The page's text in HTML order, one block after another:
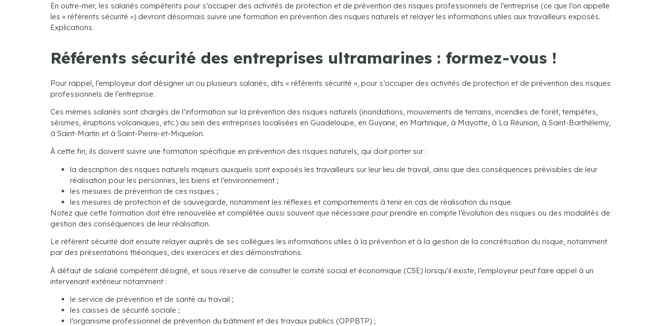
En outre-mer, les salariés compétents pour s’occuper des activités de protection et de prévention des risques professionnels de l’entreprise (ce que l’on appelle
les « référents sécurité ») devront désormais suivre une formation en prévention des risques naturels et relayer les informations utiles aux travailleurs exposés.
Explications.
Référents sécurité des entreprises ultramarines : formez-vous !
Pour rappel, l’employeur doit désigner un ou plusieurs salariés, dits « référents sécurité », pour s’occuper des activités de protection et de prévention des risques
professionnels de l’entreprise.
Ces mêmes salariés sont chargés de l’information sur la prévention des risques naturels (inondations, mouvements de terrains, incendies de forêt, tempêtes,
séismes, éruptions volcaniques, etc.) au sein des entreprises localisées en Guadeloupe, en Guyane, en Martinique, à Mayotte, à La Réunion, à Saint-Barthélemy,
à Saint-Martin et à Saint-Pierre-et-Miquelon.
À cette fin, ils doivent suivre une formation spécifique en prévention des risques naturels, qui doit porter sur :
la description des risques naturels majeurs auxquels sont exposés les travailleurs sur leur lieu de travail, ainsi que des conséquences prévisibles de leur
réalisation pour les personnes, les biens et l’environnement ;
les mesures de prévention de ces risques ;
les mesures de protection et de sauvegarde, notamment les réflexes et comportements à tenir en cas de réalisation du risque.
Notez que cette formation doit être renouvelée et complétée aussi souvent que nécessaire pour prendre en compte l’évolution des risques ou des modalités de
gestion des conséquences de leur réalisation.
Le référent sécurité doit ensuite relayer auprès de ses collègues les informations utiles à la prévention et à la gestion de la concrétisation du risque, notamment
par des présentations théoriques, des exercices et des démonstrations.
À défaut de salarié compétent désigné, et sous réserve de consulter le comité social et économique (CSE) lorsqu’il existe, l’employeur peut faire appel à un
intervenant extérieur notamment :
le service de prévention et de santé au travail ;
les caisses de sécurité sociale ;
l’organisme professionnel de prévention du bâtiment et des travaux publics (OPPBTP) ;